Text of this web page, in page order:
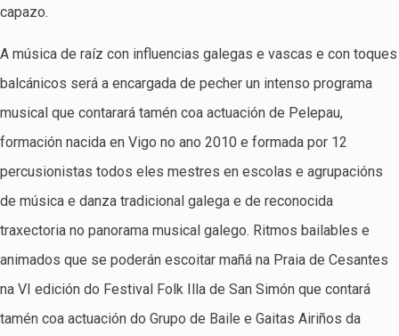
capazo.
A música de raíz con influencias galegas e vascas e con toques
balcánicos será a encargada de pecher un intenso programa
musical que contarará tamén coa actuación de Pelepau,
formación nacida en Vigo no ano 2010 e formada por 12
percusionistas todos eles mestres en escolas e agrupacións
de música e danza tradicional galega e de reconocida
traxectoria no panorama musical galego. Ritmos bailables e
animados que se poderán escoitar mañá na Praia de Cesantes
na VI edición do Festival Folk Illa de San Simón que contará
tamén coa actuación do Grupo de Baile e Gaitas Airiños da